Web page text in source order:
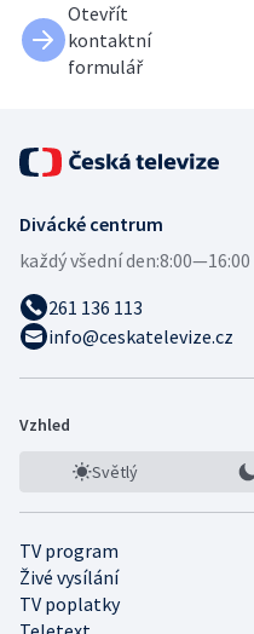
Otevřít
kontaktní
formulář
Divácké centrum
každý všední den:
261 136 113
info@ceskatelevize.cz
Vzhled
Světlý
TV program
Živé vysílání
TV poplatky